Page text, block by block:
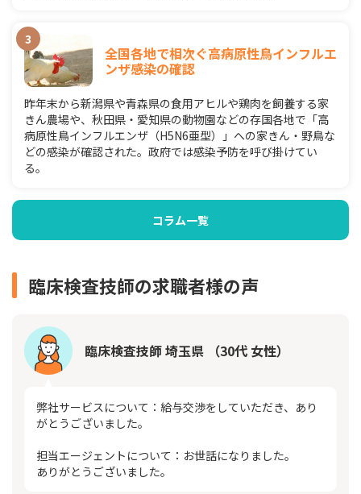
全国各地で相次ぐ高病原性鳥インフルエ
ンザ感染の確認
昨年末から新潟県や青森県の食用アヒルや鶏肉を飼養する家
きん農場や、秋田県・愛知県の動物園などの存国各地で「高
病原性鳥インフルエンザ（H5N6亜型）」への家きん・野鳥な
どの感染が確認された。政府では感染予防を呼び掛けてい
る。
コラム一覧
臨床検査技師の求職者様の声
臨床検査技師 埼玉県 （30代 女性）
弊社サービスについて：給与交渉をしていただき、あり
がとうございました。
担当エージェントについて：お世話になりました。
ありがとうございました。